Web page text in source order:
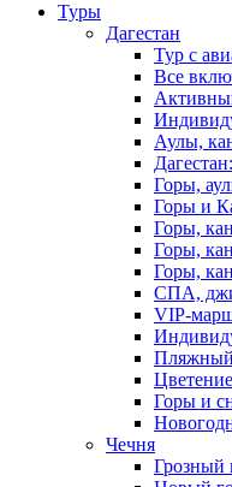
Туры
Дагестан
Тур с
Все
Аулы,
Горы,
Горы и
Горы,
Горы,
Горы,
СПА,
VIP-
Горы и
Чечня
Грозный